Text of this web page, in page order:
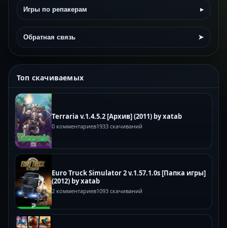
Игры по репакерам ▸
Обратная связь ➤
Топ скачиваемых
Terraria v.1.4.5.2 [Архив] (2011) by xatab
0 комментариев1933 скачиваний
Euro Truck Simulator 2 v.1.57.1.0s [Папка игры]
(2012) by xatab
2 комментариев1093 скачиваний